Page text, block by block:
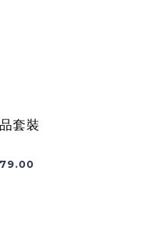
套裝